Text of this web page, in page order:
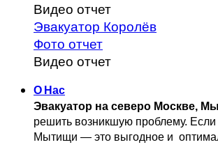
Видео отчет
Эвакуатор Королёв
Фото отчет
Видео отчет
О Нас
Эвакуатор на северо Москве,
решить возникшую проблему.
Мытищи — это выгодное и